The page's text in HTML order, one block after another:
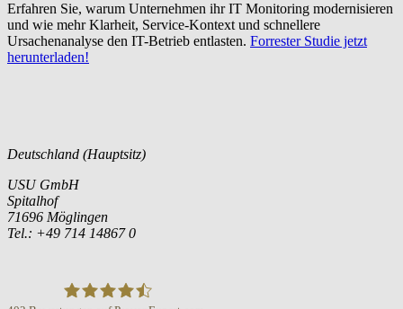
Erfahren Sie, warum Unternehmen ihr IT Monitoring modernisieren
und wie mehr Klarheit, Service-Kontext und schnellere
Ursachenanalyse den IT-Betrieb entlasten. Forrester Studie jetzt
herunterladen!
Deutschland (Hauptsitz)
USU GmbH
Spitalhof
71696 Möglingen
Tel.: +49 714 14867 0